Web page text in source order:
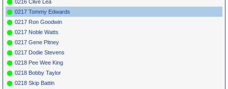
0216 Clive Lea
0217 Tommy Edwards
0217 Ron Goodwin
0217 Noble Watts
0217 Gene Pitney
0217 Dodie Stevens
0218 Pee Wee King
0218 Bobby Taylor
0218 Skip Battin